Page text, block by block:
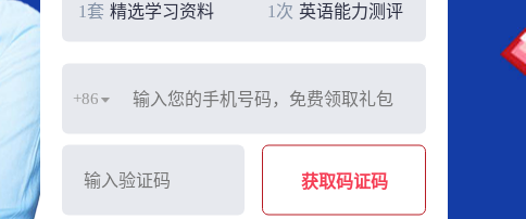
1套 精选学习资料 1次 英语能力测评
+86
获取码证码